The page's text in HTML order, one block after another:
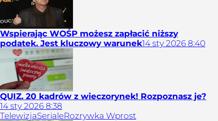
Wspierając WOŚP możesz zapłacić niższy
podatek. Jest kluczowy warunek14 sty 2026 8:40
QUIZ. 20 kadrów z wieczorynek! Rozpoznasz je?
14 sty 2026 8:38
TelewizjaSerialeRozrywka Wprost